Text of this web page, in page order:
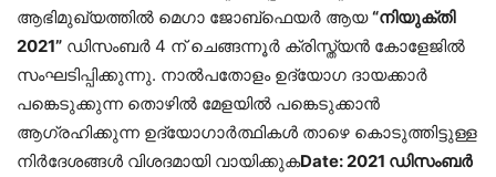
ആഭിമുഖ്യത്തിൽ മെഗാ ജോബ്ഫെയർ ആയ“നിയുക്തി
2021” ഡിസംബർ 4 ന് ചെങ്ങന്നൂർ ക്രിസ്ത്യൻ കോളേജിൽ
സംഘടിപ്പിക്കുന്നു. നാൽപതോളം ഉദ്യോഗ ദായക്കാർ
പങ്കെടുക്കുന്ന തൊഴിൽ മേളയിൽ പങ്കെടുക്കാൻ
ആഗ്രഹിക്കുന്ന ഉദ്യോഗാർത്ഥികൾ താഴെ കൊടുത്തിട്ടുള്ള
നിർദേശങ്ങൾ വിശദമായി വായിക്കുകDate: 2021 ഡിസംബർ